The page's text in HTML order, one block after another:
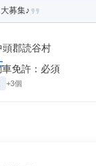
募集♪
郡読谷村
免許：必須
+3個